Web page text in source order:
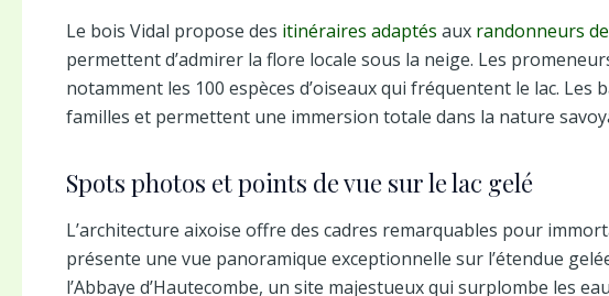
Le bois Vidal propose des itinéraires adaptés aux randonneurs
permettent d’admirer la flore locale sous la neige. Les
notamment les 100 espèces d’oiseaux qui fréquentent le lac. Les
familles et permettent une immersion totale dans la nature
Spots photos et points de vue sur le lac gelé
L’architecture aixoise offre des cadres remarquables pour
présente une vue panoramique exceptionnelle sur l’étendue
l’Abbaye d’Hautecombe, un site majestueux qui surplombe les